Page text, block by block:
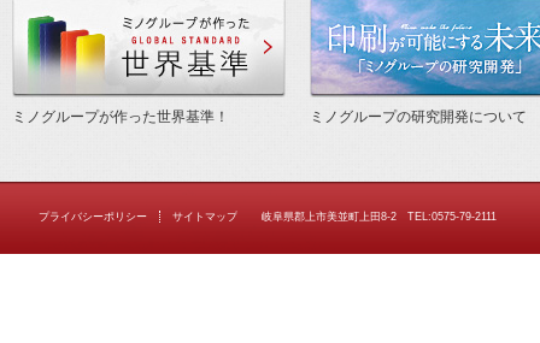
作った世界基準
ミノグループが作った世界基準！ ミノグループの研究開発について
プライバシーポリシー サイトマップ 岐阜県郡上市美並町上田8-2 TEL:0575-79-2111